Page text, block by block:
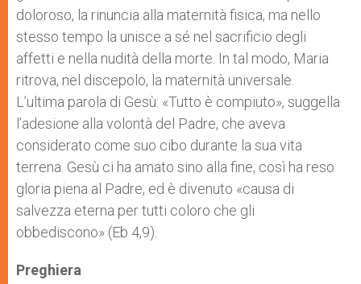
doloroso, la rinuncia alla maternità fisica, ma nello
stesso tempo la unisce a sé nel sacrificio degli
affetti e nella nudità della morte. In tal modo, Maria
ritrova, nel discepolo, la maternità universale.
L’ultima parola di Gesù: «Tutto è compiuto», suggella
l’adesione alla volontà del Padre, che aveva
considerato come suo cibo durante la sua vita
terrena. Gesù ci ha amato sino alla fine; così ha reso
gloria piena al Padre, ed è divenuto «causa di
salvezza eterna per tutti coloro che gli
obbediscono» (Eb 4,9).
Preghiera